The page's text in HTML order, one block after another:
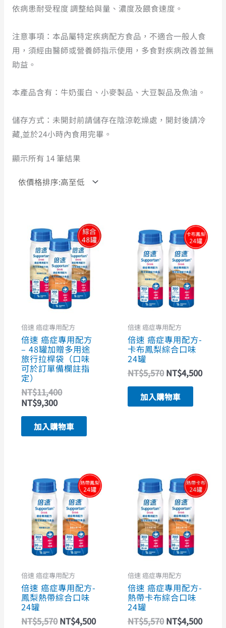
依病患耐受程度 調整給與量、濃度及餵食速度。
注意事項：本品屬特定疾病配方食品，不適合一般人食
用，須經由醫師或營養師指示使用，多食對疾病改善並無
助益。
本產品含有：牛奶蛋白、小麥製品、大豆製品及魚油。
儲存方式：未開封前請儲存在陰涼乾燥處，開封後請冷
藏,並於24小時內食用完畢。
顯示所有 14 筆結果
倍速 癌症專用配方
倍速 癌症專用配方
– 48罐加贈多用途
旅行拉桿袋（口味
可於訂單備欄註指
定）
NT$11,400
始
價
格：
NT$11,400。
NT$9,300
前
價
格：
NT$9,300。
加入購物車
倍速 癌症專用配方
倍速 癌症專用配方-
卡布鳳梨綜合口味
24罐
NT$5,570
始
價
格：
NT$5,570。
NT$4,500
目
前
價
加入購物車
倍速 癌症專用配方
倍速 癌症專用配方-
鳳梨熱帶綜合口味
24罐
NT$5,570
始
價
格：
NT$5,570。
NT$4,500
目
前
價
NT$4,500。
倍速 癌症專用配方
倍速 癌症專用配方-
熱帶卡布綜合口味
24罐
NT$5,570
始
價
格：
NT$5,570。
NT$4,500
目
前
價